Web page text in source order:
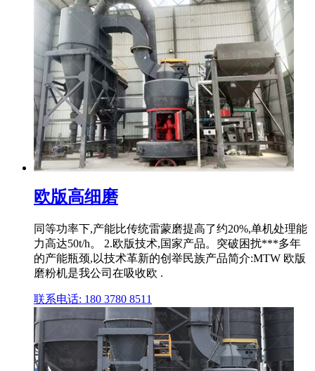
欧版高细磨
同等功率下,产能比传统雷蒙磨提高了约20%,单机处理能
力高达50t/h。 2.欧版技术,国家产品。突破困扰***多年
的产能瓶颈,以技术革新的创举民族产品简介:MTW 欧版
磨粉机是我公司在吸收欧 .
联系电话: 180 3780 8511